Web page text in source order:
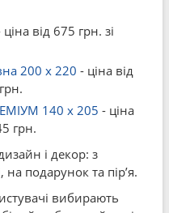
ціна від 675 грн. зі
200 x 220 - ціна від
140 x 205 - ціна
грн.
і декор: з
подарунок та пір’я.
вибирають